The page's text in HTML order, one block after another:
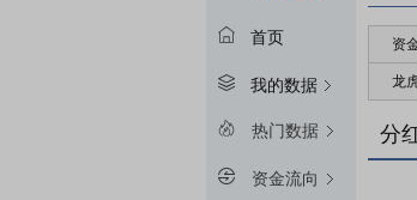
首页
我的数据
热门数据
资金流向
资
龙
分